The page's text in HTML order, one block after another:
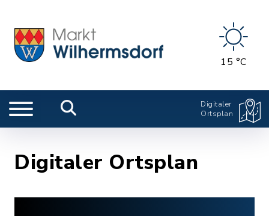
15 °C
Digitaler
Ortsplan
Digitaler Ortsplan